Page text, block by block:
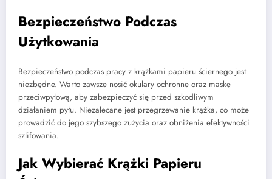
Bezpieczeństwo Podczas
Użytkowania
Bezpieczeństwo podczas pracy z krążkami papieru ściernego jest
niezbędne. Warto zawsze nosić okulary ochronne oraz maskę
przeciwpyłową, aby zabezpieczyć się przed szkodliwym
działaniem pyłu. Niezalecane jest przegrzewanie krążka, co może
prowadzić do jego szybszego zużycia oraz obniżenia efektywności
szlifowania.
Jak Wybierać Krążki Papieru